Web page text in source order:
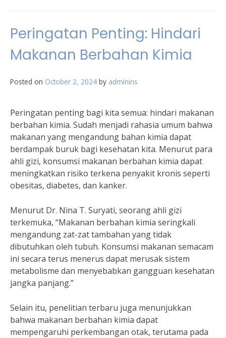
Peringatan Penting: Hindari
Makanan Berbahan Kimia
Posted on October 2, 2024 by adminins
Peringatan penting bagi kita semua: hindari makanan
berbahan kimia. Sudah menjadi rahasia umum bahwa
makanan yang mengandung bahan kimia dapat
berdampak buruk bagi kesehatan kita. Menurut para
ahli gizi, konsumsi makanan berbahan kimia dapat
meningkatkan risiko terkena penyakit kronis seperti
obesitas, diabetes, dan kanker.
Menurut Dr. Nina T. Suryati, seorang ahli gizi
terkemuka, “Makanan berbahan kimia seringkali
mengandung zat-zat tambahan yang tidak
dibutuhkan oleh tubuh. Konsumsi makanan semacam
ini secara terus menerus dapat merusak sistem
metabolisme dan menyebabkan gangguan kesehatan
jangka panjang.”
Selain itu, penelitian terbaru juga menunjukkan
bahwa makanan berbahan kimia dapat
mempengaruhi perkembangan otak, terutama pada